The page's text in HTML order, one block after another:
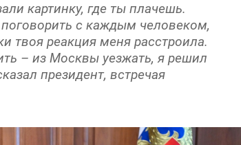
картинку, где ты плачешь.
с каждым человеком,
твоя реакция меня расстроила.
– из Москвы уезжать, я решил
президент, встречая